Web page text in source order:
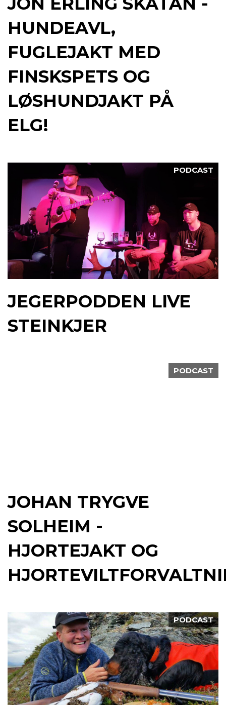
HUNDEAVL,
FUGLEJAKT MED
FINSKSPETS OG
LØSHUNDJAKT PÅ
ELG!
PODCAST
JEGERPODDEN LIVE
STEINKJER
PODCAST
JOHAN TRYGVE
SOLHEIM -
HJORTEJAKT OG
PODCAST